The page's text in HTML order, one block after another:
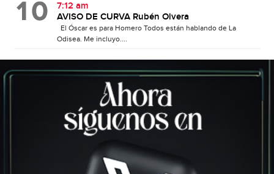
7:12 am
AVISO DE CURVA Rubén Olvera
El Óscar es para Homero Todos están hablando de La
Odisea. Me incluyo....